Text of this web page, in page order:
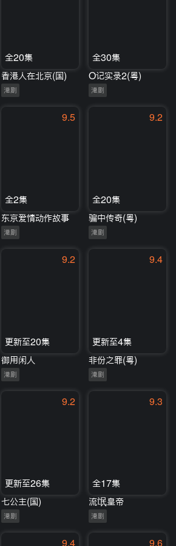
全20集
香港人在北京(国)
港剧
全30集
O记实录2(粤)
港剧
9.5
全2集
东京爱情动作故事
港剧
9.2
全20集
骗中传奇(粤)
港剧
9.2
更新至20集
御用闲人
港剧
9.4
更新至4集
非份之罪(粤)
港剧
9.2
更新至26集
七公主(国)
港剧
9.3
全17集
流氓皇帝
港剧
9.4 9.6